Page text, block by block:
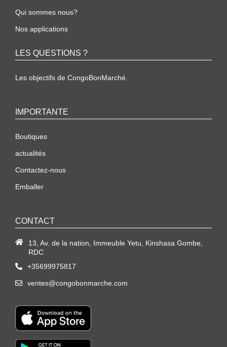
Qui sommes nous?
Nos applications
LES QUESTIONS ?
Les objectifs de CongoBonMarché.
IMPORTANTE
Boutiques
actualités
Contactez-nous
Emballer
CONTACT
13, Av. de la nation, Immeuble Yetu, Kinshasa Gombe,
RDC
+35699975817
ventes@congobonmarche.com